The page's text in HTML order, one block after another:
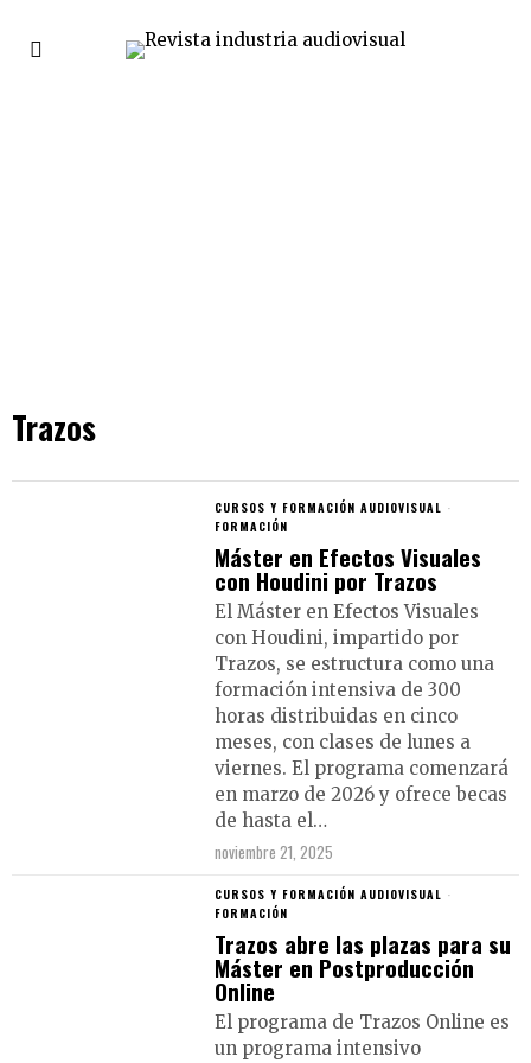
Trazos
CURSOS Y FORMACIÓN AUDIOVISUAL ·
FORMACIÓN
Máster en Efectos Visuales
con Houdini por Trazos
El Máster en Efectos Visuales
con Houdini, impartido por
Trazos, se estructura como una
formación intensiva de 300
horas distribuidas en cinco
meses, con clases de lunes a
viernes. El programa comenzará
en marzo de 2026 y ofrece becas
de hasta el…
noviembre 21, 2025
CURSOS Y FORMACIÓN AUDIOVISUAL ·
FORMACIÓN
Trazos abre las plazas para su
Máster en Postproducción
Online
El programa de Trazos Online es
un programa intensivo